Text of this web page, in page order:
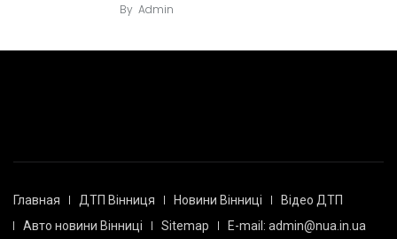
By Admin
Главная ДТП Вінниця Новини Вінниці
Відео ДТП
Авто новини Вінниці
Sitemap
E-mail: admin@nua.in.ua